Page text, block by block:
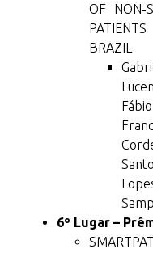
OF NON-
BRAZIL
6º Lugar –